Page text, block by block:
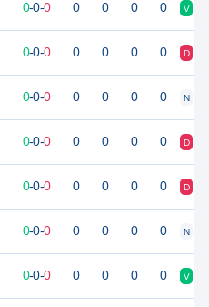
0-0-0 0 0 0 0 V
0-0-0 0 0 0 0 D
0-0-0 0 0 0 0 N
0-0-0 0 0 0 0 D
0-0-0 0 0 0 0 D
0-0-0 0 0 0 0 N
0-0-0 0 0 0 0 V